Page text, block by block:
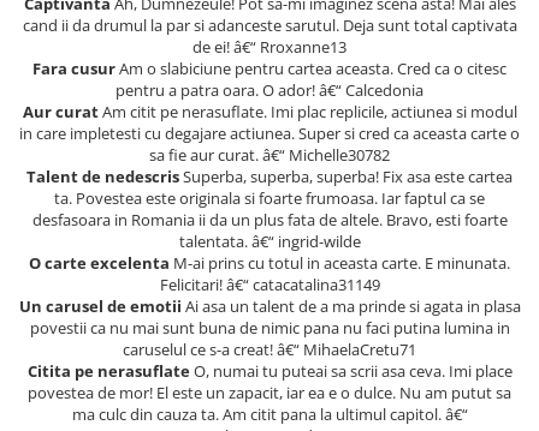
Senzatii/Thriller
Teens Book Club
Umor
Birotica & Papetarie
Adezivi si benzi adezive
Articole Birotica
Accesorii Arhivare
Calculator
Hartie si Accesorii
Instrumente de scris
cand ii da drumul la par si adanceste sarutul. Deja sunt total captivata
de ei! â€“ Rroxanne13
Fara cusurAm o slabiciune pentru cartea aceasta. Cred ca o citesc
pentru a patra oara. O ador! â€“ Calcedonia
Aur curatAm citit pe nerasuflate. Imi plac replicile, actiunea si modul
in care impletesti cu degajare actiunea. Super si cred ca aceasta carte o
sa fie aur curat. â€“ Michelle30782
Talent de nedescrisSuperba, superba, superba! Fix asa este cartea
ta. Povestea este originala si foarte frumoasa. Iar faptul ca se
desfasoara in Romania ii da un plus fata de altele. Bravo, esti foarte
talentata. â€“ ingrid-wilde
O carte excelenta M-ai prins cu totul in aceasta carte. E minunata.
Felicitari! â€“ catacatalina31149
Un carusel de emotii Ai asa un talent de a ma prinde si agata in plasa
povestii ca nu mai sunt buna de nimic pana nu faci putina lumina in
caruselul ce s-a creat! â€“ MihaelaCretu71
Citita pe nerasuflateO, numai tu puteai sa scrii asa ceva. Imi place
povestea de mor! El este un zapacit, iar ea e o dulce. Nu am putut sa
ma culc din cauza ta. Am citit pana la ultimul capitol. â€“